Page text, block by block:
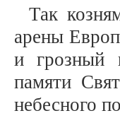
Так
арены
и грозный
памяти
небесного